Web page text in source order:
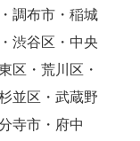
調布市・稲城
渋谷区・中央
区・荒川区・
並区・武蔵野
寺市・府中